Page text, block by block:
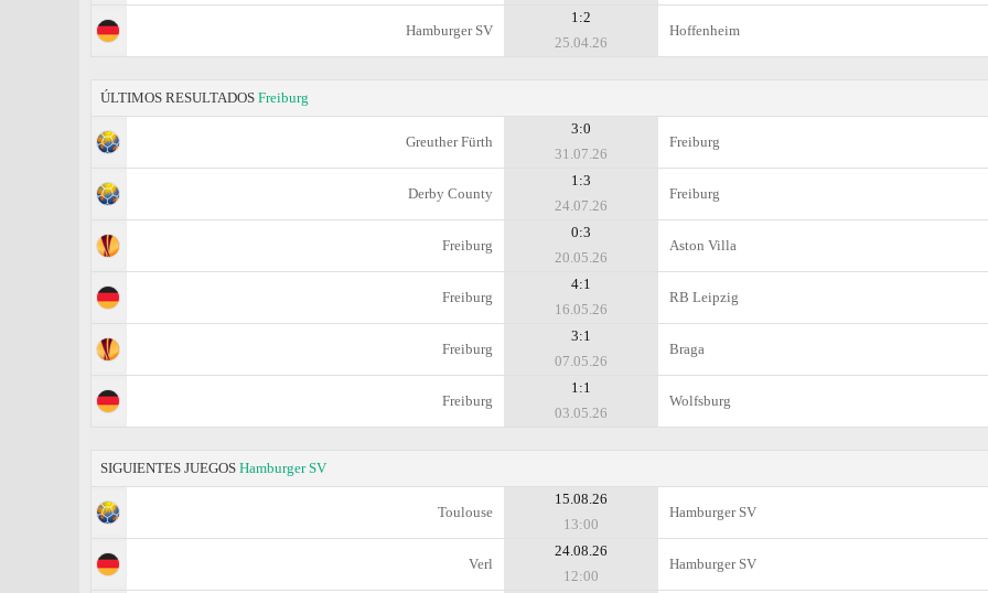
Hamburger SV
1:2
25.04.26
Hoffenheim
ÚLTIMOS RESULTADOS Freiburg
Greuther Fürth
3:0
31.07.26
Freiburg
Derby County
1:3
24.07.26
Freiburg
Freiburg
0:3
20.05.26
Aston Villa
Freiburg
4:1
16.05.26
RB Leipzig
Freiburg
3:1
07.05.26
Braga
Freiburg
1:1
03.05.26
Wolfsburg
SIGUIENTES JUEGOS Hamburger SV
Toulouse
15.08.26
13:00
Hamburger SV
Verl
24.08.26
12:00
Hamburger SV